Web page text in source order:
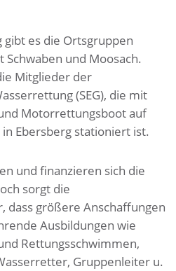
gibt es die Ortsgruppen
Schwaben und Moosach.
Mitglieder der
(SEG), die mit
Motorrettungsboot auf
Ebersberg stationiert ist.
und finanzieren sich die
sorgt die
dass größere Anschaffungen
Ausbildungen wie
Rettungsschwimmen,
Gruppenleiter u.